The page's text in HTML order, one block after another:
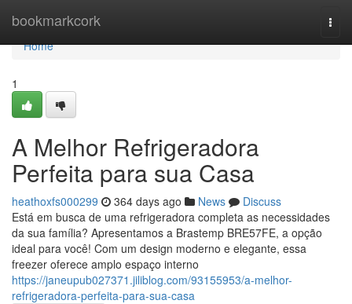
bookmarkcork
Home
Home
1
A Melhor Refrigeradora
Perfeita para sua Casa
heathoxfs000299 364 days ago News
Discuss
Está em busca de uma refrigeradora completa as necessidades
da sua família? Apresentamos a Brastemp BRE57FE, a opção
ideal para você! Com um design moderno e elegante, essa
freezer oferece amplo espaço interno
https://janeupub027371.jiliblog.com/93155953/a-melhor-
refrigeradora-perfeita-para-sua-casa